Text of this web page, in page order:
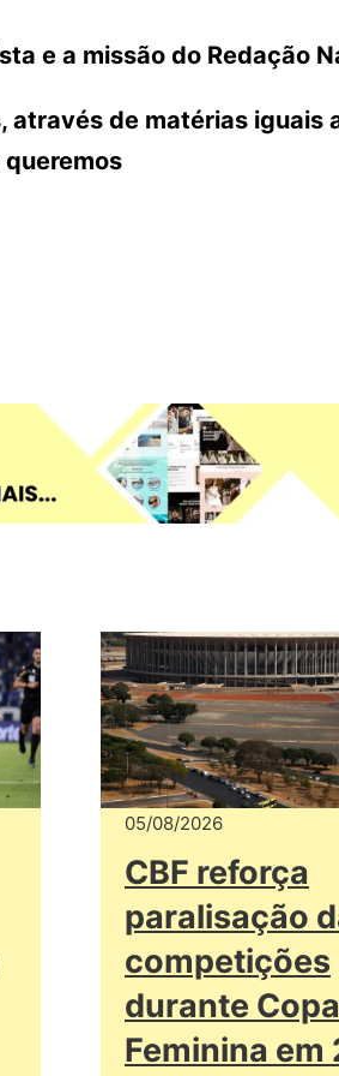
e a missão do Redação
através de matérias iguais
05/08/2026
CBF reforça
paralisação
competições
durante Copa
Feminina em